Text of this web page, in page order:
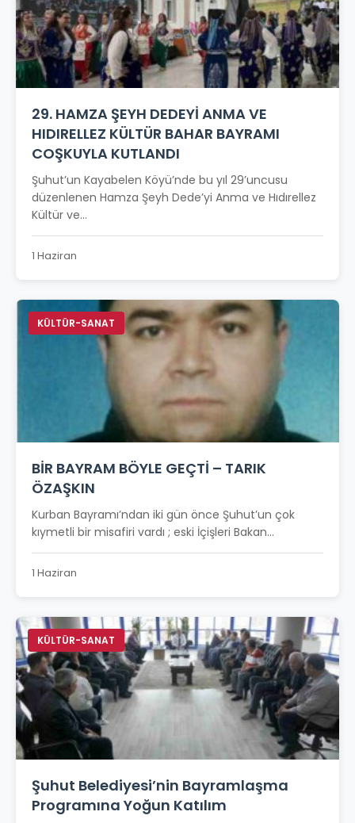
29. HAMZA ŞEYH DEDEYİ ANMA VE
HIDIRELLEZ KÜLTÜR BAHAR BAYRAMI
COŞKUYLA KUTLANDI
Şuhut’un Kayabelen Köyü’nde bu yıl 29’uncusu
düzenlenen Hamza Şeyh Dede’yi Anma ve Hıdırellez
Kültür ve...
1 Haziran
KÜLTÜR-SANAT
BİR BAYRAM BÖYLE GEÇTİ – TARIK
ÖZAŞKIN
Kurban Bayramı’ndan iki gün önce Şuhut’un çok
kıymetli bir misafiri vardı ; eski İçişleri Bakan...
1 Haziran
KÜLTÜR-SANAT
Şuhut Belediyesi’nin Bayramlaşma
Programına Yoğun Katılım